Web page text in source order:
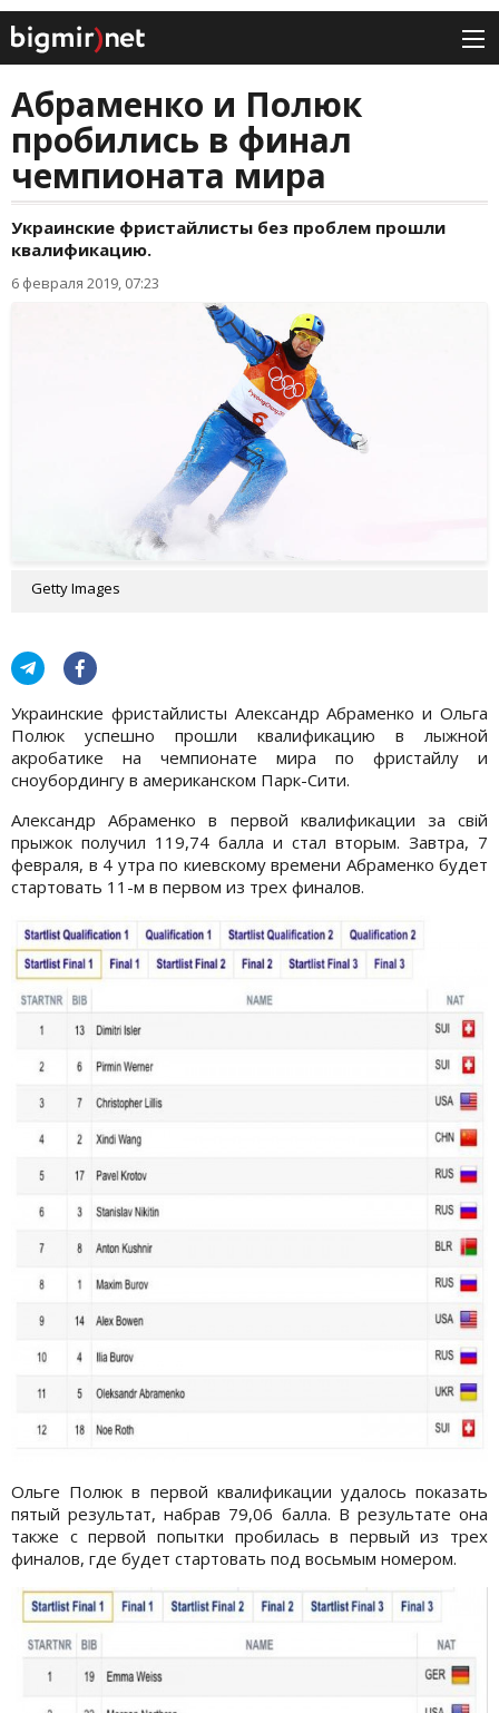
Абраменко и Полюк
пробились в финал
чемпионата мира
Украинские фристайлисты без проблем прошли
квалификацию.
6 февраля 2019, 07:23
Getty Images
Украинские фристайлисты Александр Абраменко и Ольга
Полюк успешно прошли квалификацию в лыжной
акробатике на чемпионате мира по фристайлу и
сноубордингу в американском Парк-Сити.
Александр Абраменко в первой квалификации за свій
прыжок получил 119,74 балла и стал вторым. Завтра, 7
февраля, в 4 утра по киевскому времени Абраменко будет
стартовать 11-м в первом из трех финалов.
Ольге Полюк в первой квалификации удалось показать
пятый результат, набрав 79,06 балла. В результате она
также с первой попытки пробилась в первый из трех
финалов, где будет стартовать под восьмым номером.